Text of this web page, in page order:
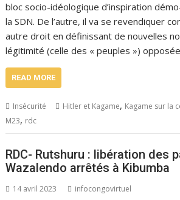
bloc socio-idéologique d’inspiration
la SDN. De l’autre, il va se revendiquer
autre droit en définissant de nouvelles
légitimité (celle des « peuples »)
READ MORE
Insécurité Hitler et Kagame, Kagame sur la
M23, rdc
RDC- Rutshuru : libération des
Wazalendo arrêtés à Kibumba
14 avril 2023 infocongovirtuel